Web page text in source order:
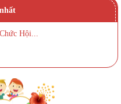
Hội...